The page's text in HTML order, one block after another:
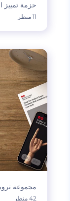
حزمة تمييز
11 منظر
مجموعة
42 منظر